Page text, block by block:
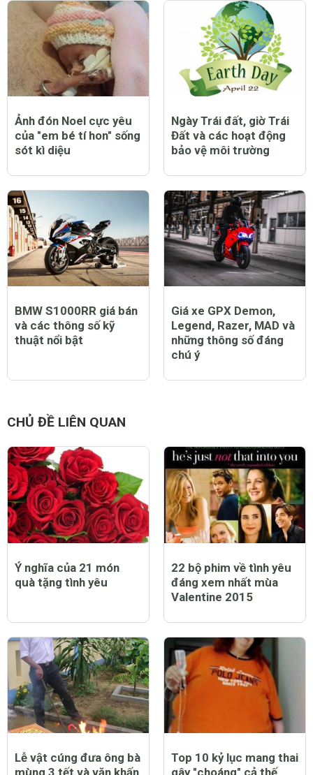
CHỦ ĐỀ NỔI BẬT
của "em bé tí hon" sống
sót kì diệu
Đất và các hoạt động
bảo vệ môi trường
BMW S1000RR giá bán
Giá xe GPX Demon,
CHỦ ĐỀ LIÊN QUAN
quà tặng tình yêu
đáng xem nhất mùa
Valentine 2015